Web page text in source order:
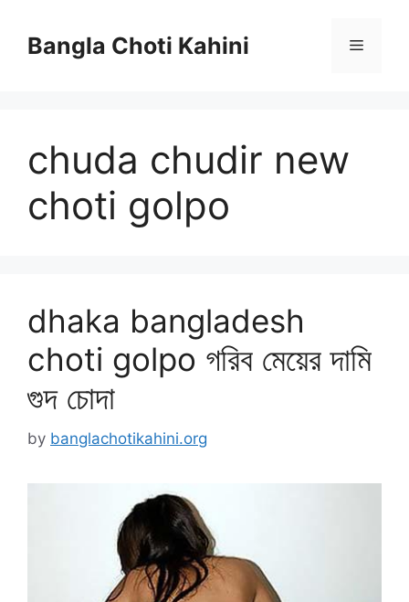
contentBangla Choti Kahini Menu
chuda chudir new
choti golpo
dhaka bangladesh
choti golpo গরিব মেয়ের দামি
গুদ চোদা
by banglachotikahini.org